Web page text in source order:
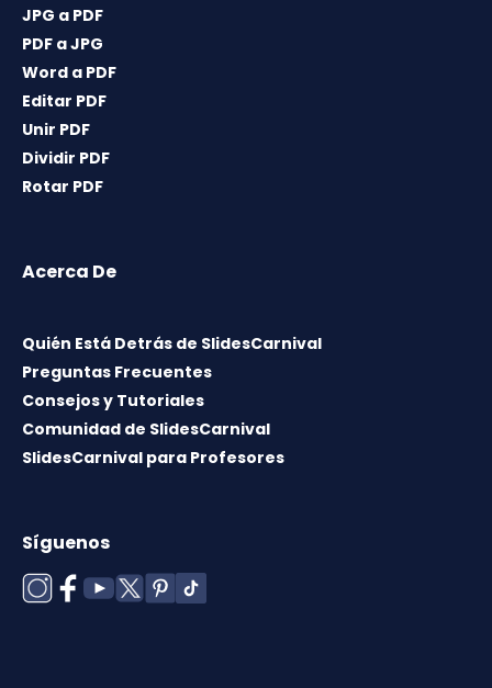
JPG a PDF
PDF a JPG
Word a PDF
Editar PDF
Unir PDF
Dividir PDF
Rotar PDF
Acerca De
Quién Está Detrás de SlidesCarnival
Preguntas Frecuentes
Consejos y Tutoriales
Comunidad de SlidesCarnival
SlidesCarnival para Profesores
Síguenos